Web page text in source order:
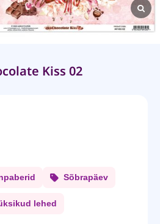
Kiss 02
Sõbrapäev
lehed